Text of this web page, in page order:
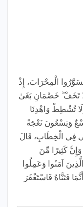
الْمِحْرَابَ، إِذْ
تَخَفْ ۖ خَصْمَانِ بَغَىٰ
تُشْطِطْ وَاهْدِنَا
وَتِسْعُونَ نَعْجَةً
فِي الْخِطَابِ، قَالَ
كَثِيرًا مِّنَ
آمَنُوا وَعَمِلُوا
فَتَنَّاهُ فَاسْتَغْفَرَ